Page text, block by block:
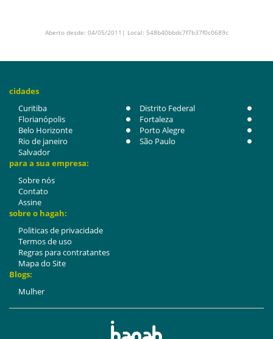
Aberto desde: 04/05/2011| Local: 548b40bbdc7f7b37f0c0689c
cidades
Curitiba
Distrito Federal
Florianópolis
Fortaleza
Belo Horizonte
Porto Alegre
Rio de janeiro
São Paulo
Salvador
para a sua empresa:
Sobre nós
Contato
Assine
sobre o hagah:
Politicas de privacidade
Termos de uso
Regras para contratantes
Mapa do Site
Blogs:
Mulher